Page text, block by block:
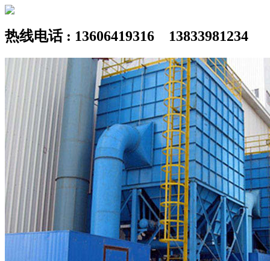
热线电话 : 13606419316 13833981234